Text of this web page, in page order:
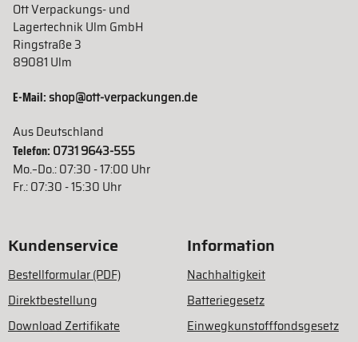
Ott Verpackungs- und
Lagertechnik Ulm GmbH
Ringstraße 3
89081 Ulm
E-Mail:shop@ott-verpackungen.de
Aus Deutschland
Telefon: 0731 9643-555
Mo.–Do.: 07:30 - 17:00 Uhr
Fr.: 07:30 - 15:30 Uhr
Kundenservice
Bestellformular (PDF)
Direktbestellung
Download Zertifikate
Information
Nachhaltigkeit
Batteriegesetz
Einwegkunstofffondsgesetz